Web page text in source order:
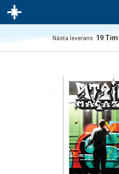
Nästa leverans: 19 Tim